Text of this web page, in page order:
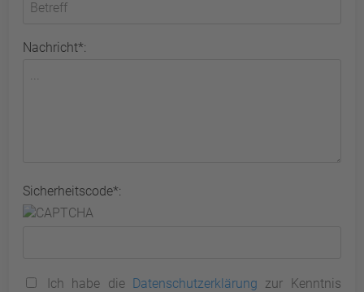
Nachricht*:
Sicherheitscode*:
Ich habe die Datenschutzerklärung zur Kenntnis